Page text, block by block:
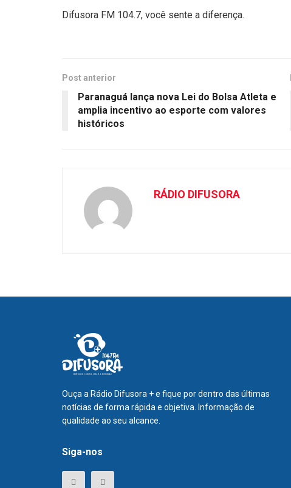
Difusora FM 104.7, você sente a diferença.
Post anterior
Paranaguá lança nova Lei do Bolsa Atleta e
amplia incentivo ao esporte com valores
históricos
RÁDIO DIFUSORA
Ouça a Rádio Difusora + e fique por dentro das últimas
notícias de forma rápida e objetiva. Informação de
qualidade ao seu alcance.
Siga-nos